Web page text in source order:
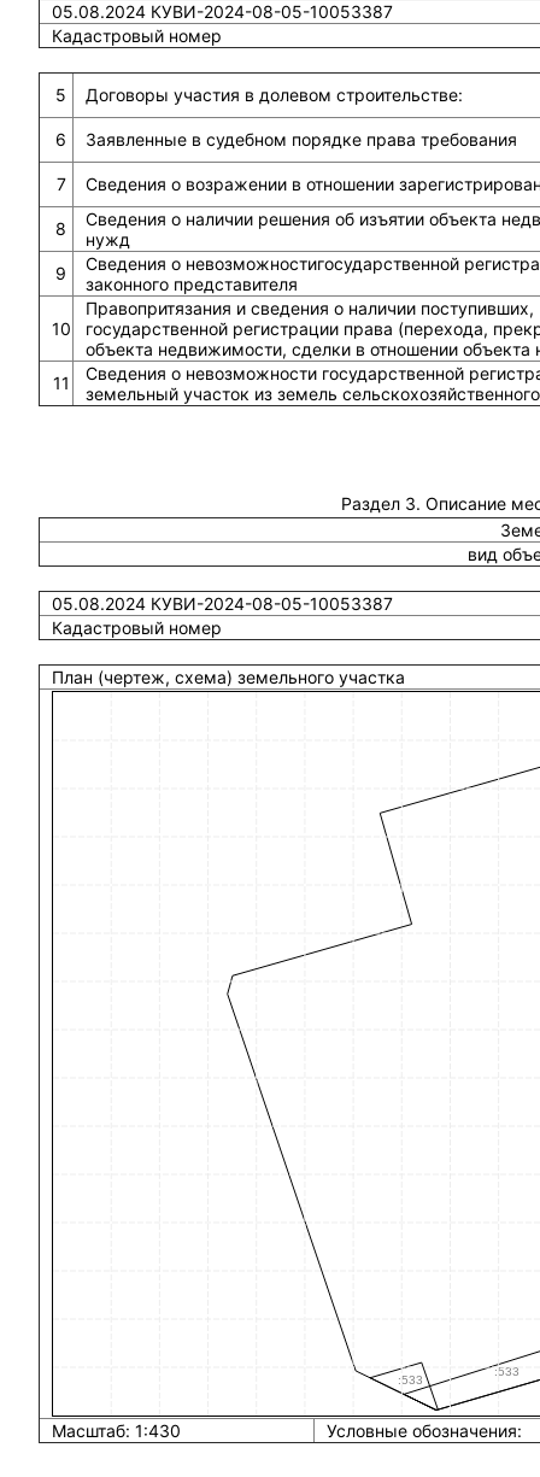
05.08.2024 КУВИ-2024-08-05-10053387
Кадастровый номер
5 Договоры участия в долевом строительстве:
6 Заявленные в судебном порядке права требования
7 Сведения о возражении в отношении
8
Сведения о наличии решения об изъятии объекта
нужд
9
Сведения о невозможностигосударственной
законного представителя
10
Правопритязания и сведения о наличии
государственной регистрации права (перехода,
объекта недвижимости, сделки в отношении
11
Сведения о невозможности государственной
земельный участок из земель
Раздел 3. Описание
вид
05.08.2024 КУВИ-2024-08-05-10053387
Кадастровый номер
План (чертеж, схема) земельного участка
Масштаб: 1:430 Условные обозначения: